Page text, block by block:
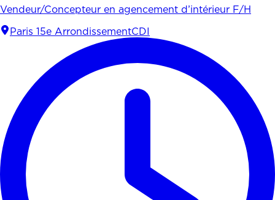
Vendeur/Concepteur en agencement d’intérieur F/H
Paris 15e ArrondissementCDI